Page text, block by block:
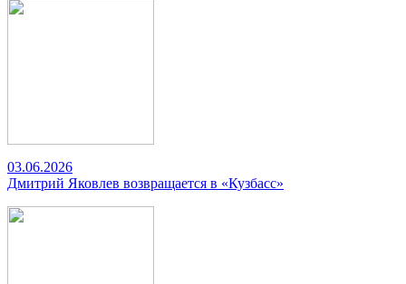
03.06.2026
Дмитрий Яковлев возвращается в «Кузбасс»